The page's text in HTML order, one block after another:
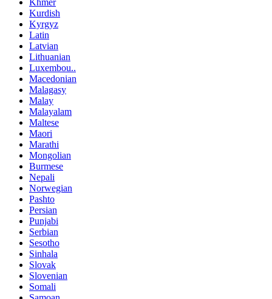
Kurdish
Kyrgyz
Latin
Latvian
Lithuanian
Luxembou..
Macedonian
Malagasy
Malay
Malayalam
Maltese
Maori
Marathi
Mongolian
Burmese
Nepali
Norwegian
Pashto
Persian
Punjabi
Serbian
Sesotho
Sinhala
Slovak
Slovenian
Somali